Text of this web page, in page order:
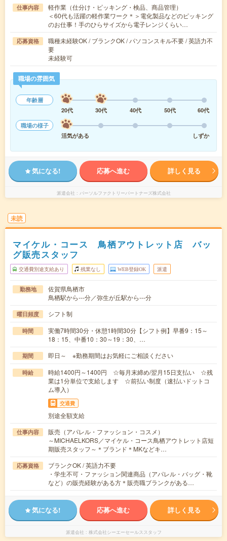
仕事内容
軽作業（仕分け・ピッキング・検品、商品管理）
＜60代も活躍の軽作業ワーク＊＞電化製品などのピッキング
のお仕事！手のひらサイズから電子レンジくらい…
応募資格
職種未経験OK / ブランクOK / パソコンスキル不要 / 英語力不
要
未経験可
職場の雰囲気
年齢層
20代
30代 40代 50代
60代
職場の様子
活気がある
しずか
気になる! 応募へ進む 詳しく見る
派遣会社 パーソルファクトリーパートナーズ株式会社
未読
マイケル・コース 鳥栖アウトレット店 バッ
グ販売スタッフ
交通費別途支給あり 残業なし WEB登録OK 派遣
勤務地
佐賀県鳥栖市
鳥栖駅から---分／弥生が丘駅から---分
曜日頻度 シフト制
時間
実働7時間30分・休憩1時間30分【シフト例】早番9：15～
18：15、中番10：30～19：30、…
期間 即日～ ※勤務期間はお気軽にご相談ください
時給
時給1400円～1400円 ☆毎月末締め/翌月15日支払い ☆残
業は1分単位で支給します ☆前払い制度（速払いドットコ
ム導入）
交通費
別途全額支給
仕事内容
販売（アパレル・ファッション・コスメ）
～MICHAELKORS／マイケル・コース鳥栖アウトレット店短
期販売スタッフ～＊ブランド＊MKなどキ…
応募資格
ブランクOK / 英語力不要
・学生不可・ファッション関連商品（アパレル・バッグ・靴
など）の販売経験がある方＊販売職ブランクがある…
気になる! 応募へ進む 詳しく見る
派遣会社 株式会社シーエーセールススタッフ